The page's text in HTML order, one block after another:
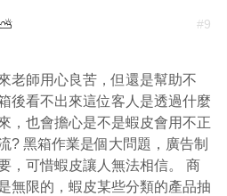
老師用心良苦，但還是幫助不
後看不出來這位客人是透過什麼
，也會擔心是不是蝦皮會用不正
? 黑箱作業是個大問題，廣告制
，可惜蝦皮讓人無法相信。 商
無限的，蝦皮某些分類的產品抽
#9